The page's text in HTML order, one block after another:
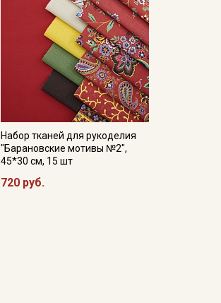
Набор тканей для рукоделия
"Барановские мотивы №2",
45*30 см, 15 шт
720 руб.